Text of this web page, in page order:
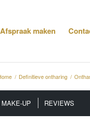
Afspraak maken
/ Definitieve ontharing /
UP REVIEWS